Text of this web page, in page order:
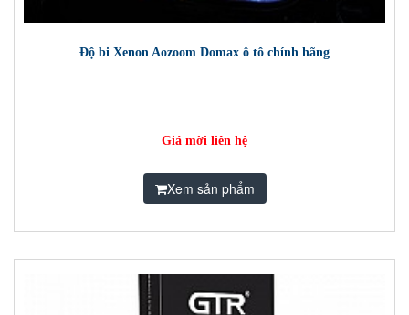
Độ bi Xenon Aozoom Domax ô tô chính hãng
Giá mời liên hệ
Xem sản phẩm